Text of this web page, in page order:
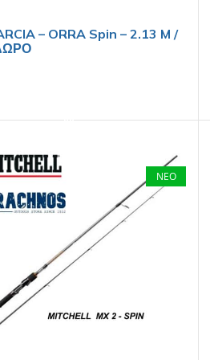
– ORRA Spin – 2.13 M /
ΝΕΟ